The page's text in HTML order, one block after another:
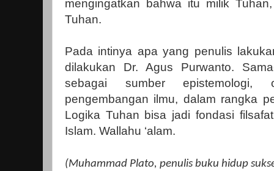
mengingatkan bahwa itu milik
Tuhan.
Pada intinya apa yang penulis
dilakukan Dr. Agus Purwanto.
sebagai sumber epistemologi,
pengembangan ilmu, dalam rangka
Logika Tuhan bisa jadi fondasi
Islam. Wallahu ‘alam.
(Muhammad Plato, penulis buku hidup